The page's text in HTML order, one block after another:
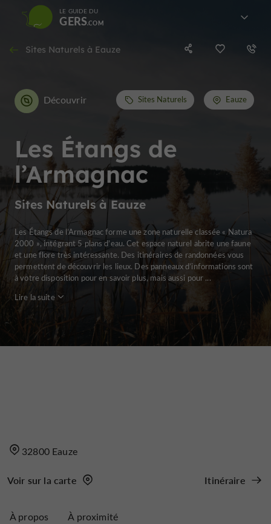
LE GUIDE DU
GERS
Sites Naturels à Eauze
Les Étangs de
l’Armagnac
Sites Naturels à Eauze
Découvrir Sites Naturels Eauze
Les Étangs de l’Armagnac forme une zone naturelle classée « Natura
2000 », intégrant 5 plans d’eau. Cet espace naturel abrite une faune
et une flore très intéressante. Des itinéraires de randonnées vous
permettent de découvrir les lieux. Des panneaux d’informations sont
à votre disposition pour en savoir plus, mais aussi pour ...
Lire la suite
32800 Eauze
Voir sur la carte Itinéraire
À propos À proximité